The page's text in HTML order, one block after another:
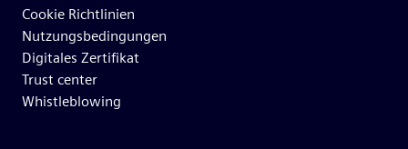
Cookie Richtlinien
Nutzungsbedingungen
Digitales Zertifikat
Trust center
Whistleblowing